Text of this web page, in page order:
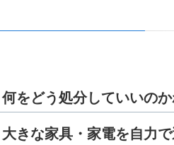
何をどう処分していいの
大きな家具・家電を自力